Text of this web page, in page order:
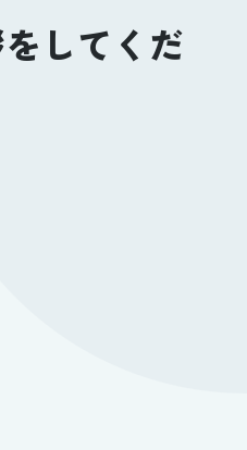
してくだ